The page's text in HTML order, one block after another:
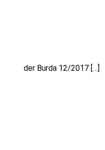
der Burda 12/2017 […]